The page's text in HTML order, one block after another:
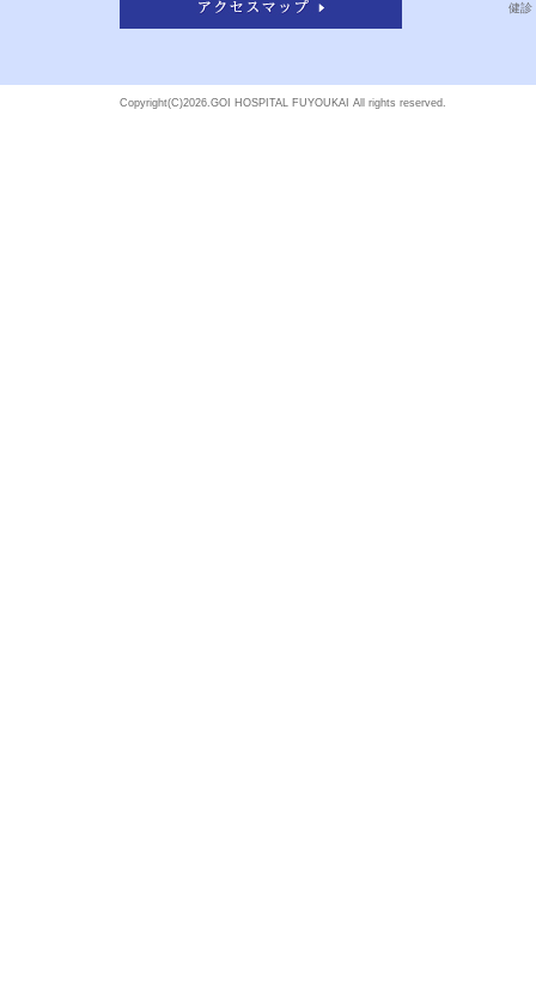
健診
Copyright(C)2026.GOI HOSPITAL FUYOUKAI All rights reserved.